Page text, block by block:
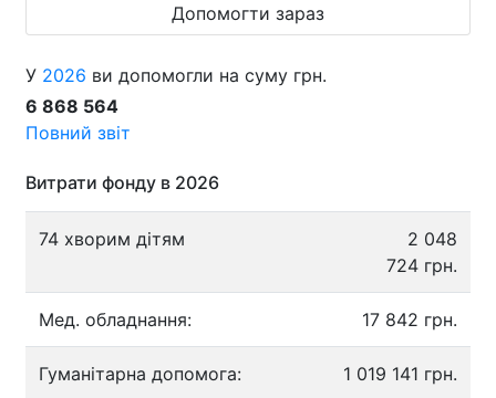
Допомогти зараз
У 2026 ви допомогли на суму грн.
6 868 564
Повний звіт
Витрати фонду в 2026
74 хворим дітям
2 048
724 грн.
Мед. обладнання: 17 842 грн.
Гуманітарна допомога: 1 019 141 грн.